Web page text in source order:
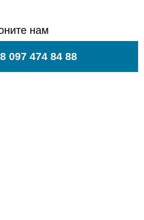
нам
097 474 84 88